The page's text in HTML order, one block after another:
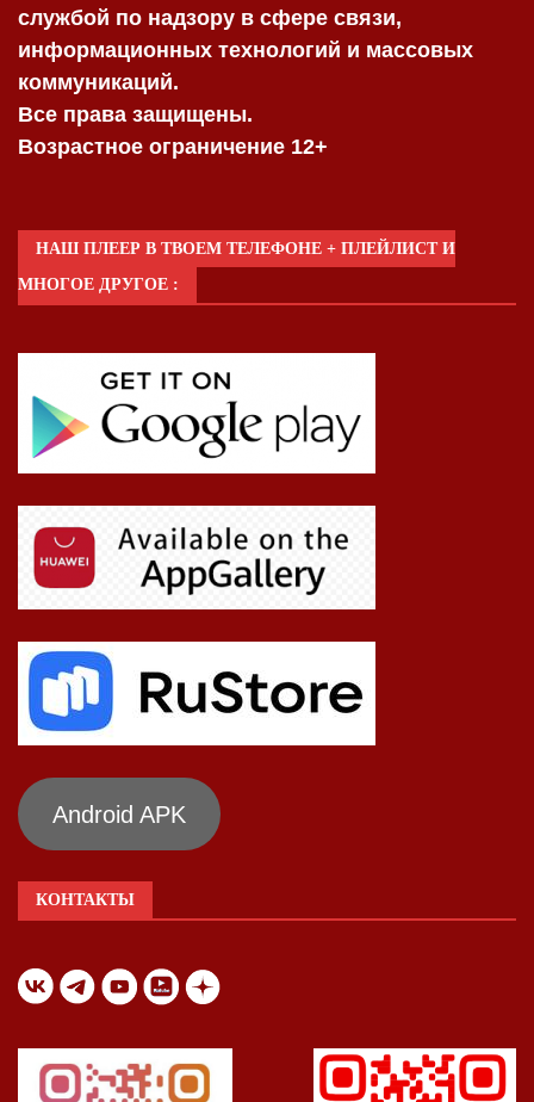
службой по надзору в сфере связи,
информационных технологий и массовых
коммуникаций.
Все права защищены.
Возрастное ограничение 12+
НАШ ПЛЕЕР В ТВОЕМ ТЕЛЕФОНЕ + ПЛЕЙЛИСТ И
МНОГОЕ ДРУГОЕ :
Android APK
КОНТАКТЫ